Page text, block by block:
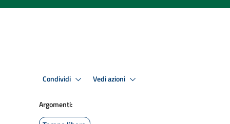
Condividi Vedi azioni
Argomenti: